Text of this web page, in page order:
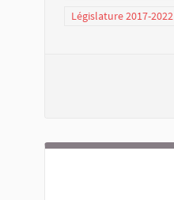
Législature 2017-2022